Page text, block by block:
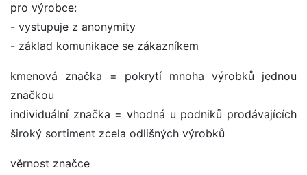
pro výrobce:
- vystupuje z anonymity
- základ komunikace se zákazníkem
kmenová značka = pokrytí mnoha výrobků jednou
značkou
individuální značka = vhodná u podniků prodávajících
široký sortiment zcela odlišných výrobků
věrnost značce